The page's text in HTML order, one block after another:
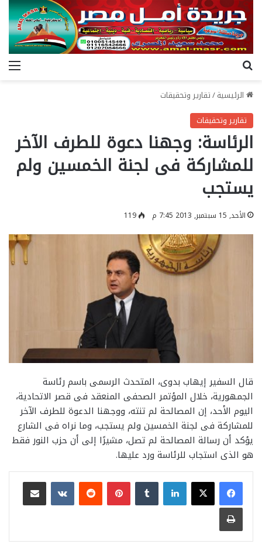
الرئيسية/تقارير وتحقيقات
تقارير وتحقيقات
الرئاسة: وجهنا دعوة للطرف الآخر
للمشاركة فى لجنة الخمسين ولم
يستجب
الأحد, 15 سبتمبر, 2013 7:45 م 119
قال السفير إيهاب بدوى، المتحدث الرسمى باسم رئاسة
الجمهورية، خلال المؤتمر الصحفى المنعقد فى قصر الاتحادية،
اليوم الأحد، إن المصالحة لم تنته، ووجهنا الدعوة للطرف الآخر
للمشاركة فى لجنة الخمسين ولم يستجب، وما نراه فى الشارع
يؤكد أن رسالة المصالحة لم تصل، مشيرًا إلى أن حزب النور فقط
هو الذى استجاب للرئاسة ورد عليها.
لينكدإن بينتيريست
مشاركة عبر البريد
طباعة